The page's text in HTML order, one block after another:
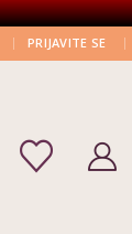
| PRIJAVITE SE |